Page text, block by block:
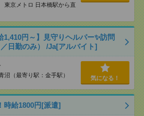
京メトロ 日本橋駅から直
1,410円～】見守りヘルパー✨訪問
日勤のみ） /Ja[アルバイト]
沼（最寄り駅：金手駅） 気になる！
時給1800円[派遣]